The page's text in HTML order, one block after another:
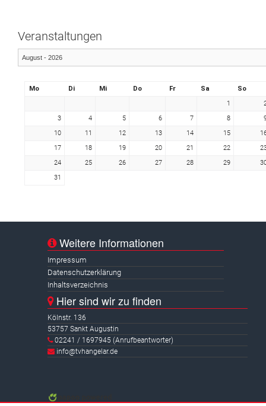
Veranstaltungen
Mo Di Mi Do Fr Sa
So
1
3
4 5 6 7 8
10
11 12 13 14 15
17
18 19 20 21 22
24
25 26 27 28 29
31
Weitere Informationen
Impressum
Datenschutzerklärung
Inhaltsverzeichnis
Hier sind wir zu finden
Kölnstr. 136
53757 Sankt Augustin
02241 / 1697945 (Anrufbeantworter)
info@tvhangelar.de